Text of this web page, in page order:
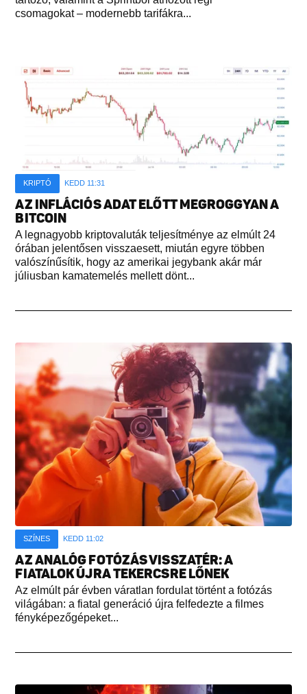
csomagokat – modernebb tarifákra...
KRIPTÓ KEDD 11:31
AZ INFLÁCIÓS ADAT ELŐTT MEGROGGYAN A
BITCOIN
A legnagyobb kriptovaluták teljesítménye az elmúlt 24
órában jelentősen visszaesett, miután egyre többen
valószínűsítik, hogy az amerikai jegybank akár már
júliusban kamatemelés mellett dönt...
SZÍNES KEDD 11:02
AZ ANALÓG FOTÓZÁS VISSZATÉR: A
FIATALOK ÚJRA TEKERCSRE LŐNEK
Az elmúlt pár évben váratlan fordulat történt a fotózás
világában: a fiatal generáció újra felfedezte a filmes
fényképezőgépeket...